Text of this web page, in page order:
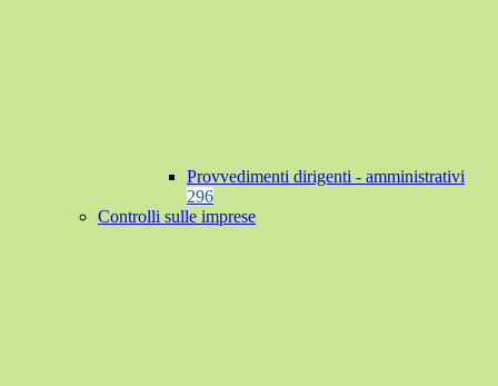
Provvedimenti dirigenti - amministrativi
296
Controlli sulle imprese